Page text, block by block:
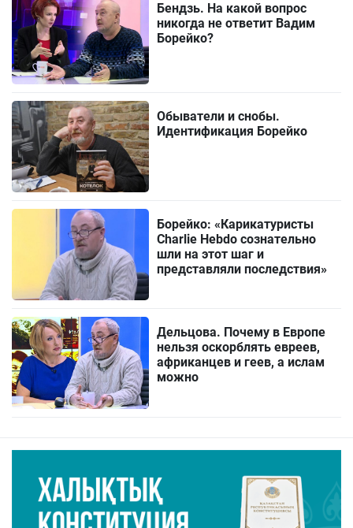
Бендзь. На какой вопрос
никогда не ответит Вадим
Борейко?
Обыватели и снобы.
Идентификация Борейко
Борейко: «Карикатуристы
Charlie Hebdo сознательно
шли на этот шаг и
представляли последствия»
Дельцова. Почему в Европе
нельзя оскорблять евреев,
африканцев и геев, а ислам
можно